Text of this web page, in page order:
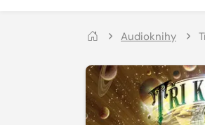
Audioknihy